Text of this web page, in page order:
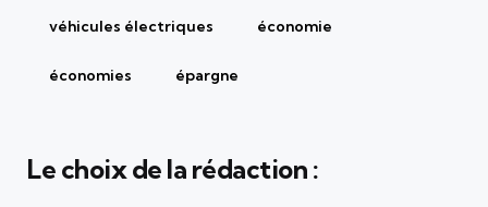
véhicules électriques économie
économies épargne
Le choix de la rédaction :